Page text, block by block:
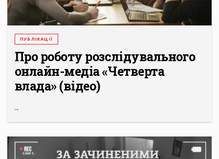
ПУБЛІКАЦІЇ
Про роботу розслідувального
онлайн-медіа «Четверта
влада» (відео)
...